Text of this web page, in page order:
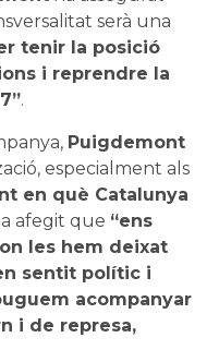
serà una
tenir la posició
i reprendre la
.
Puigdemont
especialment als
en què Catalunya
afegit que “ens
les hem deixat
sentit polític i
acompanyar
i de represa,